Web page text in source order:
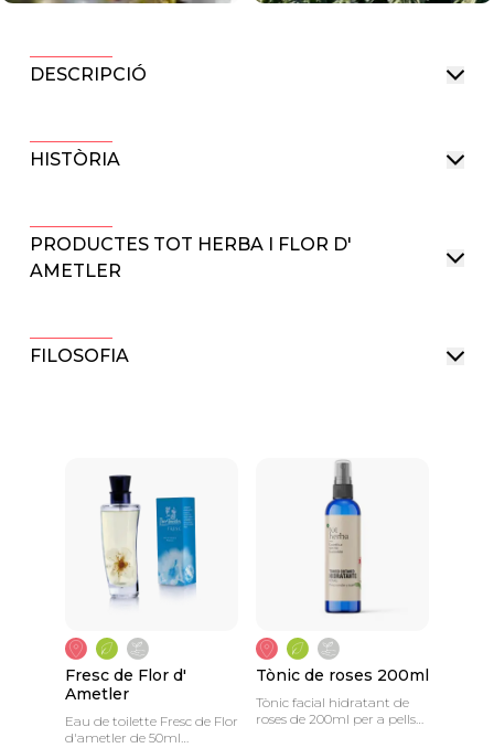
DESCRIPCIÓ
HISTÒRIA
PRODUCTES TOT HERBA I FLOR D'
AMETLER
FILOSOFIA
Fresc de Flor d'
Ametler
Eau de toilette Fresc de Flor
d'ametler de 50ml
Tònic de roses 200ml
Tònic facial hidratant de
roses de 200ml per a pells